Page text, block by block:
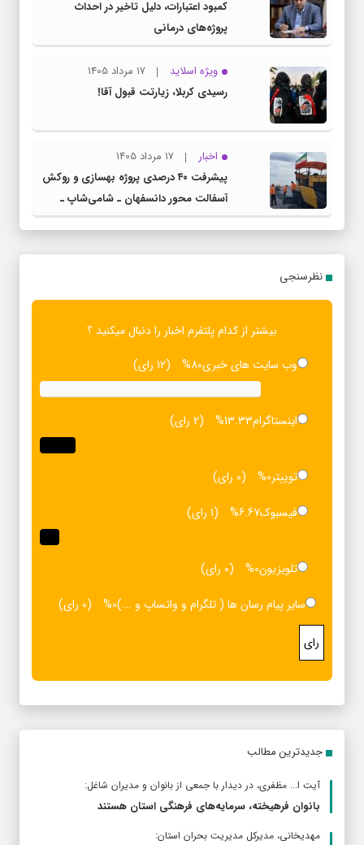
کمبود اعتبارات، دلیل تاخیر در احداث
پروژه‌های درمانی
ویژه اسلاید
17 مرداد 1405
رسیدی کربلا، زیارتت قبول آقا!
اخبار
17 مرداد 1405
پیشرفت ۴۰ درصدی پروژه بهسازی و روکش
آسفالت محور دانسفهان ـ شامی‌شاپ ـ
ضیاآباد
نظرسنجی
بیشتر از کدام پلتفرم اخبار را دنبال میکنید ؟
وب سایت های خبری80% (12 رای)
اینستاگرام13.33% (2 رای)
توییتر0%
(0 رای)
فیسبوک6.67% (1 رای)
تلویزیون0%
(0 رای)
سایر پیام رسان ها ( تلگرام و واتساپ و ...)0% (0 رای)
رای
جدیدترین مطالب
آیت ا... مظفری، در دیدار با جمعی از بانوان و مدیران شاغل:
بانوان فرهیخته، سرمایه‌های فرهنگی استان هستند
مهدیخانی، مدیرکل مدیریت بحران استان: